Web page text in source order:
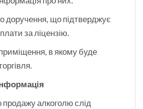
доручення, що підтверджує
за ліцензію.
в якому буде
продажу алкоголю слід